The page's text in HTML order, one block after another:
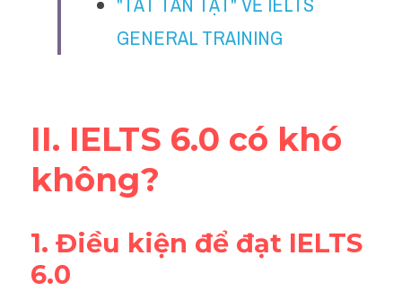
Đề thi thật Task 2
Writing
Reading
Vocabulary
GENERAL TRAINING
II. IELTS 6.0 có khó
không?
1. Điều kiện để đạt IELTS
6.0